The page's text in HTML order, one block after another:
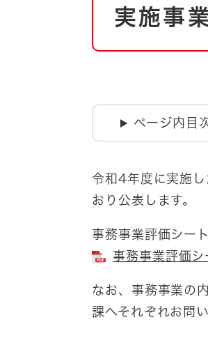
自然・環境・公園
引っ越し
道路・河川・交通
実施事業
ページ内目
令和4年度に実施
おり公表します。
事務事業評価シー
事務事業評価
なお、事務事業の
課へそれぞれお問